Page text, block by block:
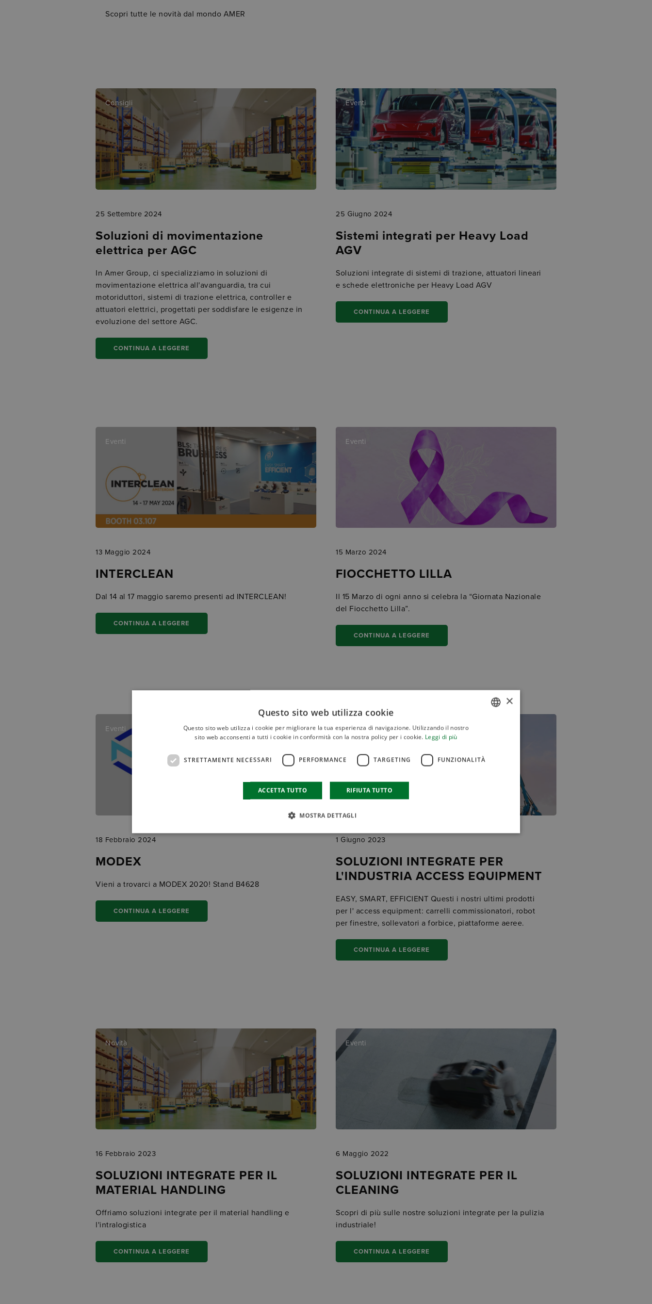
Scopri tutte le novità dal mondo AMER
Consigli
25 Settembre 2024
Soluzioni di movimentazione
elettrica per AGC
In Amer Group, ci specializziamo in soluzioni di
movimentazione elettrica all'avanguardia, tra cui
motoriduttori, sistemi di trazione elettrica, controller e
attuatori elettrici, progettati per soddisfare le esigenze in
evoluzione del settore AGC.
CONTINUA A LEGGERE
Eventi
25 Giugno 2024
Sistemi integrati per Heavy Load
AGV
Soluzioni integrate di sistemi di trazione, attuatori lineari
e schede elettroniche per Heavy Load AGV
CONTINUA A LEGGERE
Eventi
13 Maggio 2024
INTERCLEAN
Dal 14 al 17 maggio saremo presenti ad INTERCLEAN!
CONTINUA A LEGGERE
Eventi
15 Marzo 2024
FIOCCHETTO LILLA
Il 15 Marzo di ogni anno si celebra la “Giornata Nazionale
del Fiocchetto Lilla”.
CONTINUA A LEGGERE
Eventi
18 Febbraio 2024
MODEX
Vieni a trovarci a MODEX 2020! Stand B4628
CONTINUA A LEGGERE
Consigli
1 Giugno 2023
SOLUZIONI INTEGRATE PER
L'INDUSTRIA ACCESS EQUIPMENT
EASY, SMART, EFFICIENT Questi i nostri ultimi prodotti
per l' access equipment: carrelli commissionatori, robot
per finestre, sollevatori a forbice, piattaforme aeree.
CONTINUA A LEGGERE
Novità
16 Febbraio 2023
SOLUZIONI INTEGRATE PER IL
MATERIAL HANDLING
Offriamo soluzioni integrate per il material handling e
l'intralogistica
CONTINUA A LEGGERE
Eventi
6 Maggio 2022
SOLUZIONI INTEGRATE PER IL
CLEANING
Scopri di più sulle nostre soluzioni integrate per la pulizia
industriale!
CONTINUA A LEGGERE
×
Questo sito web utilizza cookie
Questo sito web utilizza i cookie per migliorare la tua esperienza di navigazione. Utilizzando il nostro
sito web acconsenti a tutti i cookie in conformità con la nostra policy per i cookie. Leggi di più
STRETTAMENTE NECESSARI PERFORMANCE TARGETING FUNZIONALITÀ
ACCETTA TUTTO RIFIUTA TUTTO
MOSTRA DETTAGLI